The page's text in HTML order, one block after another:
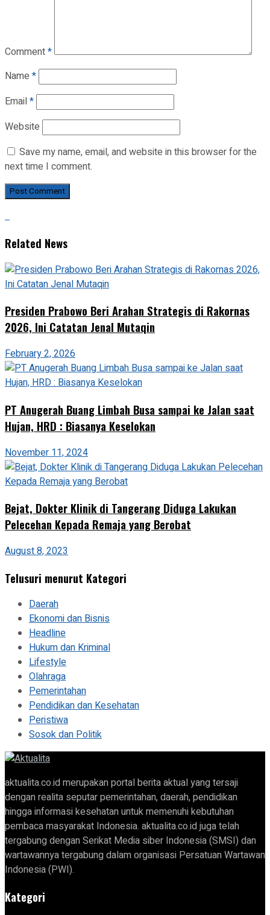
Comment*
Name *
Email*
Website
Save my name, email, and website in this browser for the
next time I comment.
Related News
Presiden Prabowo Beri Arahan Strategis di Rakornas
2026, Ini Catatan Jenal Mutaqin
February 2, 2026
PT Anugerah Buang Limbah Busa sampai ke Jalan saat
Hujan, HRD : Biasanya Keselokan
November 11, 2024
Bejat, Dokter Klinik di Tangerang Diduga Lakukan
Pelecehan Kepada Remaja yang Berobat
August 8, 2023
Telusuri menurut Kategori
Daerah
Ekonomi dan Bisnis
Headline
Hukum dan Kriminal
Lifestyle
Olahraga
Pemerintahan
Pendidikan dan Kesehatan
Peristiwa
Sosok dan Politik
aktualita.co.id merupakan portal berita aktual yang tersaji
dengan realita seputar pemerintahan, daerah, pendidikan
hingga informasi kesehatan untuk memenuhi kebutuhan
pembaca masyarakat Indonesia. aktualita.co.id juga telah
tergabung dengan Serikat Media siber Indonesia (SMSI) dan
wartawannya tergabung dalam organisasi Persatuan Wartawan
Indonesia (PWI).
Kategori